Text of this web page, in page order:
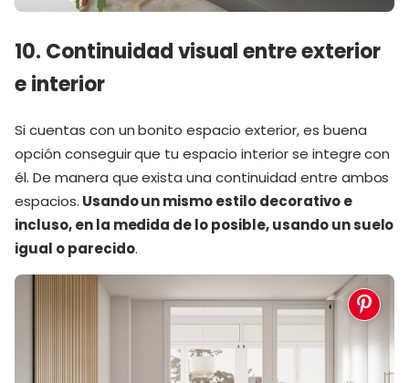
10. Continuidad visual entre exterior
e interior
Si cuentas con un bonito espacio exterior, es buena
opción conseguir que tu espacio interior se integre con
él. De manera que exista una continuidad entre ambos
espacios. Usando un mismo estilo decorativo e
incluso, en la medida de lo posible, usando un suelo
igual o parecido.